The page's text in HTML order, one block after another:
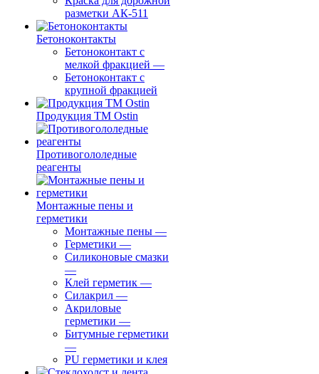
разметки АК-511
Бетоноконтакты
Бетоноконтакт с
мелкой фракцией —
Бетоноконтакт с
крупной фракцией
Продукция ТМ Ostin
Противогололедные
реагенты
Монтажные пены и
герметики
Монтажные пены —
Герметики —
Силиконовые смазки
—
Клей герметик —
Силакрил —
Акриловые
герметики —
Битумные герметики
—
PU герметики и клея